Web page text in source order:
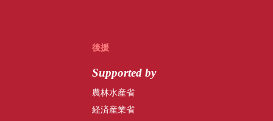
後援
Supported by
農林水産省
経済産業省